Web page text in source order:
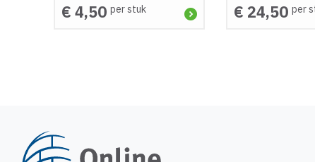
€ 4,50 per stuk € 24,50 per